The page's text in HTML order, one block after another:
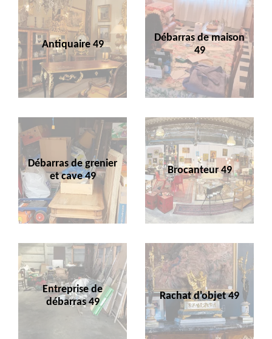
Antiquaire 49
Débarras de maison
49
Débarras de grenier
et cave 49
Brocanteur 49
Entreprise de
débarras 49
Rachat d'objet 49